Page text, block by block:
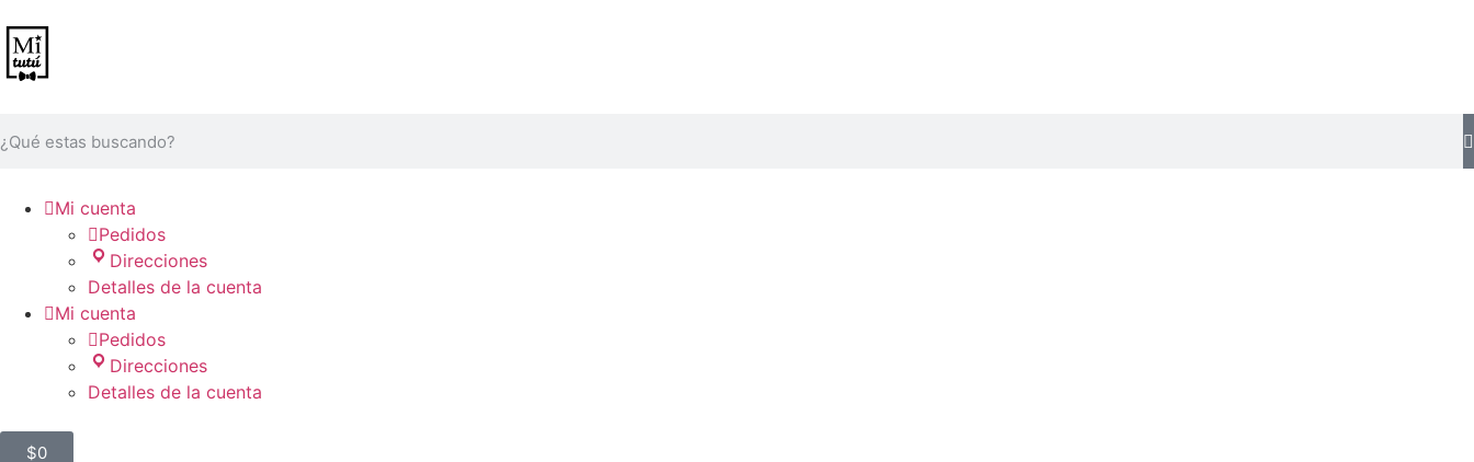
Mi cuenta
Pedidos
Direcciones
Detalles de la cuenta
Mi cuenta
Pedidos
Direcciones
Detalles de la cuenta
$0